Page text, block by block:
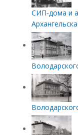
СИП‑дома и